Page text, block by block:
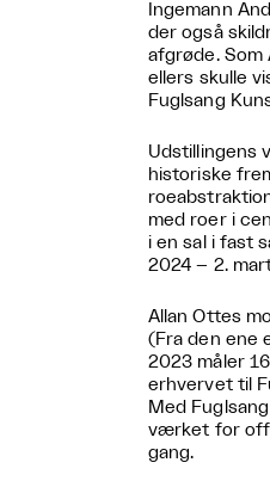
Ingemann
der også
afgrøde. Som
ellers skulle
Fuglsang
Udstillingens
historiske
med roer i
i en sal i fast
2024 – 2.
Allan Ottes
(Fra den ene
2023 måler
erhvervet til
Med
værket for
gang.